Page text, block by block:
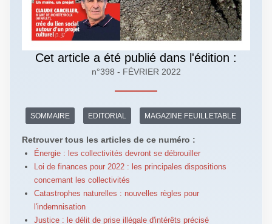
Cet article a été publié dans l'édition :
n°398 - FÉVRIER 2022
SOMMAIRE EDITORIAL MAGAZINE FEUILLETABLE
Retrouver tous les articles de ce numéro :
Énergie : les collectivités devront se débrouiller
Loi de finances pour 2022 : les principales dispositions
concernant les collectivités
Catastrophes naturelles : nouvelles règles pour
l'indemnisation
Justice : le délit de prise illégale d'intérêts précisé